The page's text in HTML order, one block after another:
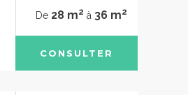
De 28 m2 à 36 m2
CONSULTER